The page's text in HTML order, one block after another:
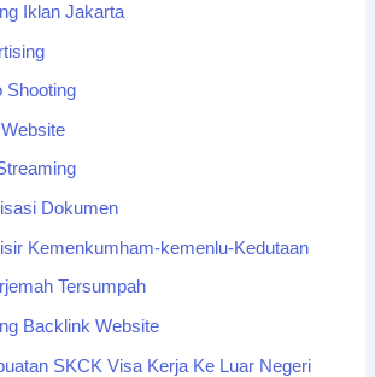
Iklan Jakarta
Shooting
Dokumen
Kemenkumham-kemenlu-Kedutaan
Tersumpah
Backlink Website
SKCK Visa Kerja Ke Luar Negeri